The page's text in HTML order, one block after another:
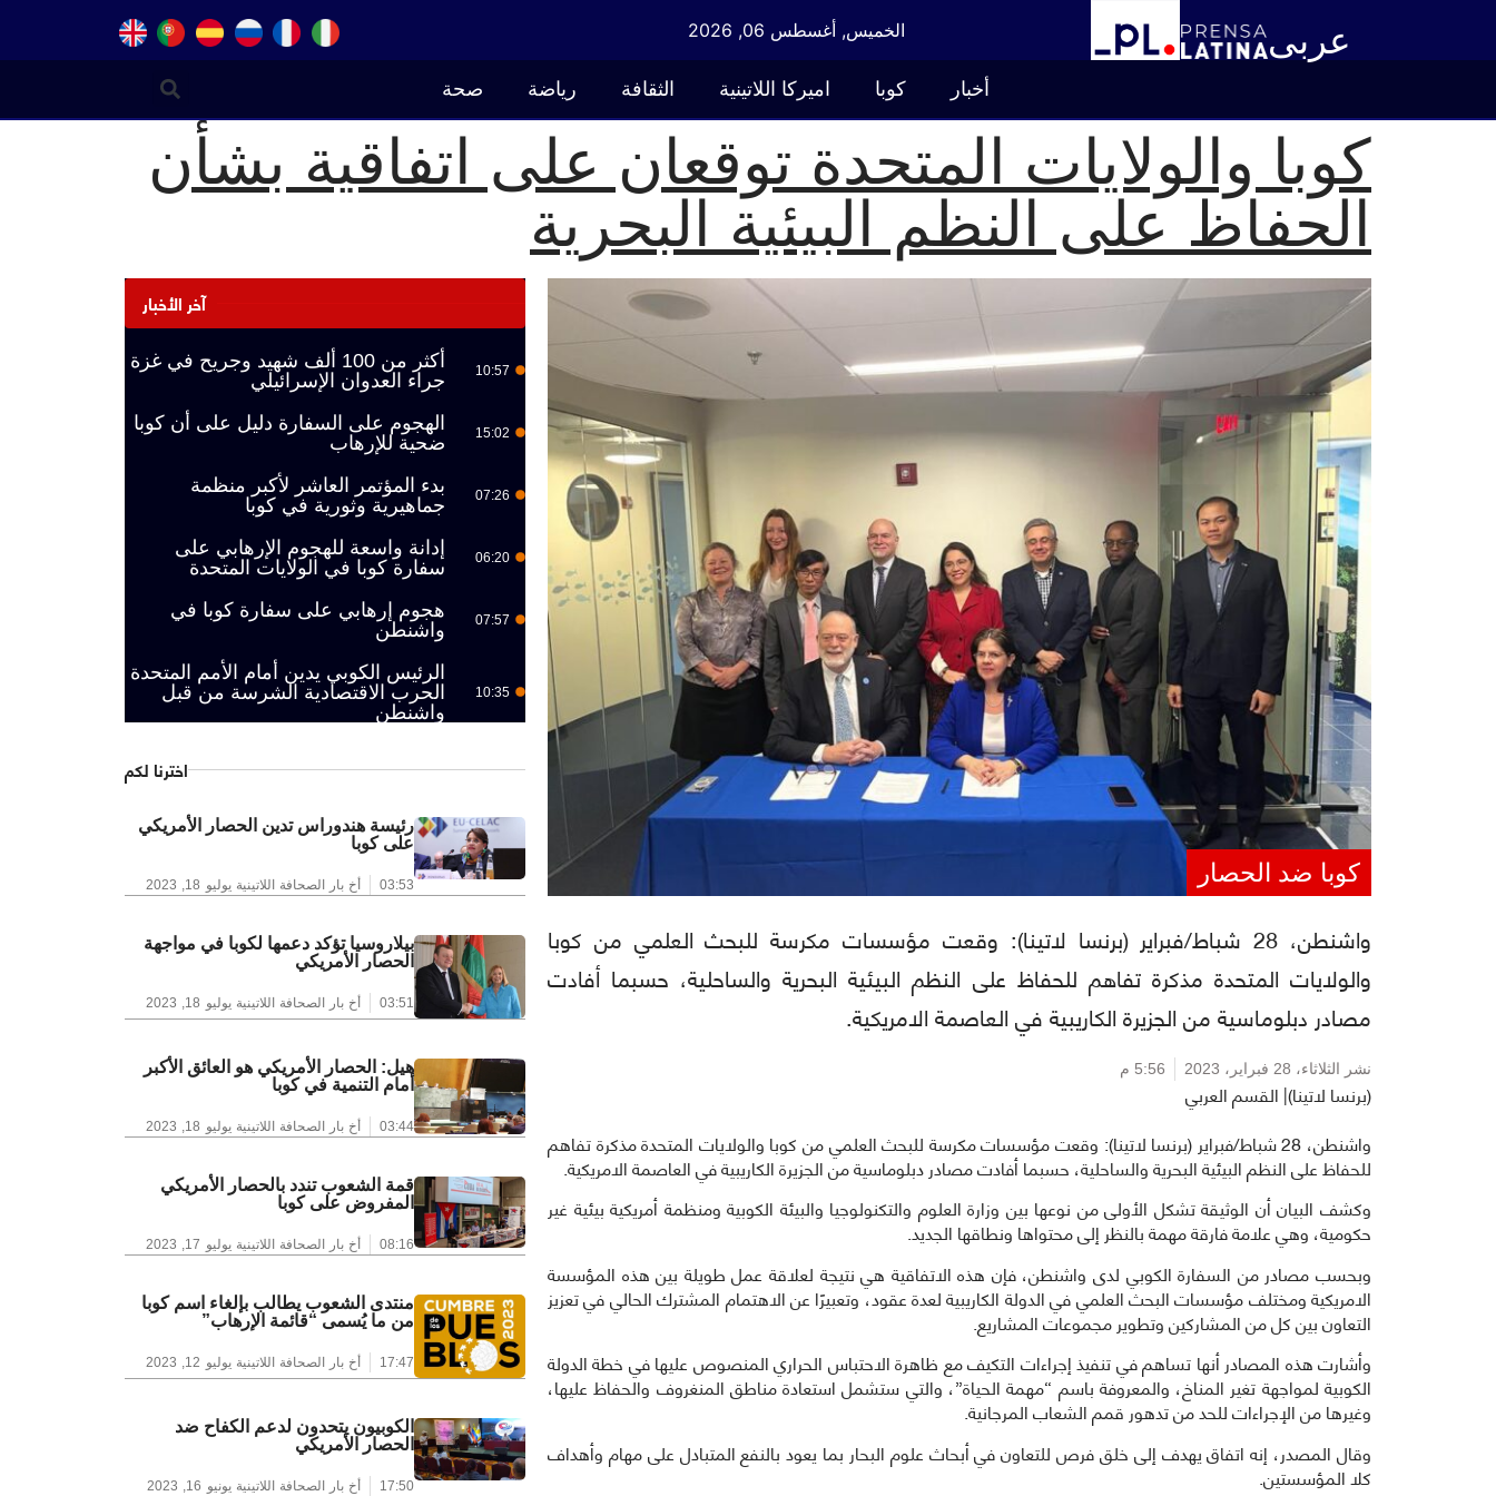
عربى الخميس, أغسطس 06, 2026
أخبار كوبا اميركا اللاتينية الثقافة رياضة صحة
كوبا والولايات المتحدة توقعان على اتفاقية بشأن
الحفاظ على النظم البيئية البحرية
كوبا ضد الحصار
واشنطن، 28 شباط/فبراير (برنسا لاتينا): وقعت مؤسسات مكرسة للبحث العلمي من كوبا
والولايات المتحدة مذكرة تفاهم للحفاظ على النظم البيئية البحرية والساحلية، حسبما أفادت
مصادر دبلوماسية من الجزيرة الكاريبية في العاصمة الامريكية.
نشر الثلاثاء، 28 فبراير، 2023 5:56 م
(برنسا لاتينا)| القسم العربي
واشنطن، 28 شباط/فبراير (برنسا لاتينا): وقعت مؤسسات مكرسة للبحث العلمي من كوبا والولايات المتحدة مذكرة تفاهم
للحفاظ على النظم البيئية البحرية والساحلية، حسبما أفادت مصادر دبلوماسية من الجزيرة الكاريبية في العاصمة الامريكية.
وكشف البيان أن الوثيقة تشكل الأولى من نوعها بين وزارة العلوم والتكنولوجيا والبيئة الكوبية ومنظمة أمريكية بيئية غير
حكومية، وهي علامة فارقة مهمة بالنظر إلى محتواها ونطاقها الجديد.
وبحسب مصادر من السفارة الكوبي لدى واشنطن، فإن هذه الاتفاقية هي نتيجة لعلاقة عمل طويلة بين هذه المؤسسة
الامريكية ومختلف مؤسسات البحث العلمي في الدولة الكاريبية لعدة عقود، وتعبيرًا عن الاهتمام المشترك الحالي في تعزيز
التعاون بين كل من المشاركين وتطوير مجموعات المشاريع.
وأشارت هذه المصادر أنها تساهم في تنفيذ إجراءات التكيف مع ظاهرة الاحتباس الحراري المنصوص عليها في خطة الدولة
الكوبية لمواجهة تغير المناخ، والمعروفة باسم “مهمة الحياة”، والتي ستشمل استعادة مناطق المنغروف والحفاظ عليها،
وغيرها من الإجراءات للحد من تدهور قمم الشعاب المرجانية.
وقال المصدر، إنه اتفاق يهدف إلى خلق فرص للتعاون في أبحاث علوم البحار بما يعود بالنفع المتبادل على مهام وأهداف
كلا المؤسستين.
آخر الأخبار
10:57
أكثر من 100 ألف شهيد وجريح في غزة
جراء العدوان الإسرائيلي
15:02
الهجوم على السفارة دليل على أن كوبا
ضحية للإرهاب
07:26
بدء المؤتمر العاشر لأكبر منظمة
جماهيرية وثورية في كوبا
06:20
إدانة واسعة للهجوم الإرهابي على
سفارة كوبا في الولايات المتحدة
07:57
هجوم إرهابي على سفارة كوبا في
واشنطن
10:35
الرئيس الكوبي يدين أمام الأمم المتحدة
الحرب الاقتصادية الشرسة من قبل
واشنطن
اخترنا لكم
رئيسة هندوراس تدين الحصار الأمريكي
على كوبا
03:53 أخ بار الصحافة اللاتينيةيوليو 18, 2023
بيلاروسيا تؤكد دعمها لكوبا في مواجهة
الحصار الأمريكي
03:51 أخ بار الصحافة اللاتينيةيوليو 18, 2023
هيل: الحصار الأمريكي هو العائق الأكبر
أمام التنمية في كوبا
03:44 أخ بار الصحافة اللاتينيةيوليو 18, 2023
قمة الشعوب تندد بالحصار الأمريكي
المفروض على كوبا
08:16 أخ بار الصحافة اللاتينيةيوليو 17, 2023
منتدى الشعوب يطالب بإلغاء اسم كوبا
من ما يُسمى “قائمة الإرهاب”
17:47 أخ بار الصحافة اللاتينيةيوليو 12, 2023
الكوبيون يتحدون لدعم الكفاح ضد
الحصار الأمريكي
17:50 أخ بار الصحافة اللاتينيةيونيو 16, 2023